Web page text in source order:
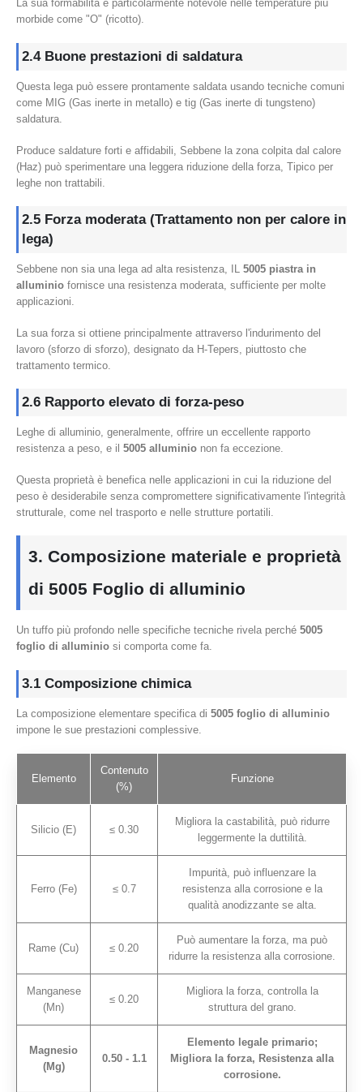
La sua formabilità è particolarmente notevole nelle temperature più
morbide come "O" (ricotto).
2.4 Buone prestazioni di saldatura
Questa lega può essere prontamente saldata usando tecniche comuni
come MIG (Gas inerte in metallo) e tig (Gas inerte di tungsteno)
saldatura.
Produce saldature forti e affidabili, Sebbene la zona colpita dal calore
(Haz) può sperimentare una leggera riduzione della forza, Tipico per
leghe non trattabili.
2.5 Forza moderata (Trattamento non per calore in
lega)
Sebbene non sia una lega ad alta resistenza, IL 5005 piastra in
alluminio fornisce una resistenza moderata, sufficiente per molte
applicazioni.
La sua forza si ottiene principalmente attraverso l'indurimento del
lavoro (sforzo di sforzo), designato da H-Tepers, piuttosto che
trattamento termico.
2.6 Rapporto elevato di forza-peso
Leghe di alluminio, generalmente, offrire un eccellente rapporto
resistenza a peso, e il 5005 alluminio non fa eccezione.
Questa proprietà è benefica nelle applicazioni in cui la riduzione del
peso è desiderabile senza compromettere significativamente l'integrità
strutturale, come nel trasporto e nelle strutture portatili.
3. Composizione materiale e proprietà
di 5005 Foglio di alluminio
Un tuffo più profondo nelle specifiche tecniche rivela perché 5005
foglio di alluminio si comporta come fa.
3.1 Composizione chimica
La composizione elementare specifica di 5005 foglio di alluminio
impone le sue prestazioni complessive.
Elemento
Contenuto
(%)
Funzione
Silicio (E) ≤ 0.30
Migliora la castabilità, può ridurre
leggermente la duttilità.
Ferro (Fe) ≤ 0.7
Impurità, può influenzare la
resistenza alla corrosione e la
qualità anodizzante se alta.
Rame (Cu) ≤ 0.20
Può aumentare la forza, ma può
ridurre la resistenza alla corrosione.
Manganese
(Mn)
≤ 0.20
Migliora la forza, controlla la
struttura del grano.
Magnesio
(Mg)
0.50 - 1.1
Elemento legale primario;
Migliora la forza, Resistenza alla
corrosione.